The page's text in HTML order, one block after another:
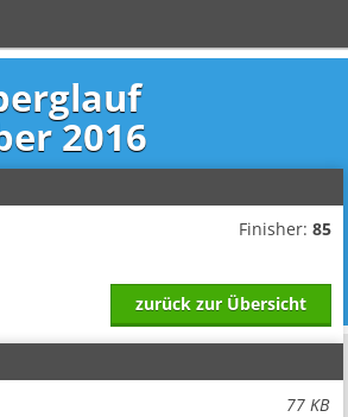
2016
Finisher: 85
zurück zur Übersicht
77 KB